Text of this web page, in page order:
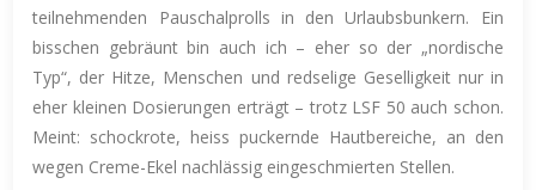
teilnehmenden Pauschalprolls in den Urlaubsbunkern. Ein
bisschen gebräunt bin auch ich – eher so der „nordische
Typ“, der Hitze, Menschen und redselige Geselligkeit nur in
eher kleinen Dosierungen erträgt – trotz LSF 50 auch schon.
Meint: schockrote, heiss puckernde Hautbereiche, an den
wegen Creme-Ekel nachlässig eingeschmierten Stellen.